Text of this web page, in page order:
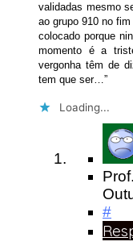
validadas mesmo
ao grupo 910 no
colocado porque
momento é a
vergonha têm de
tem que ser…”
Loading...
#